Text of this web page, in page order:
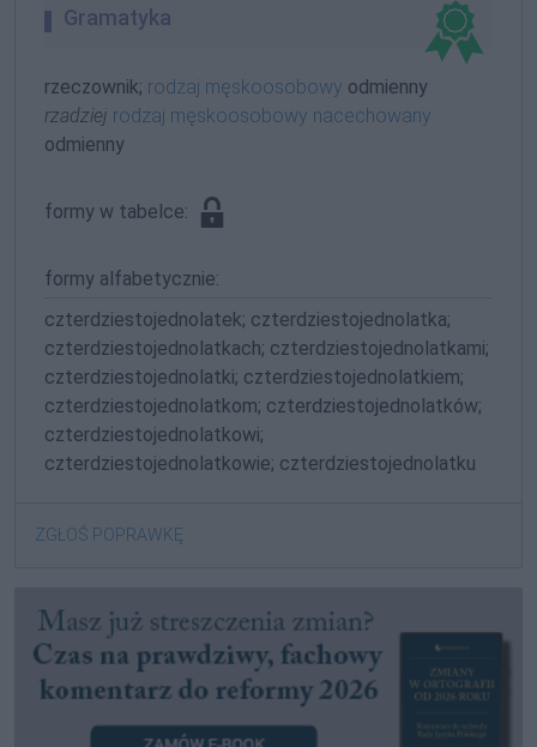
Gramatyka
rzeczownik; rodzaj męskoosobowy odmienny
rzadziej rodzaj męskoosobowy nacechowany
odmienny
formy w tabelce:
formy alfabetycznie:
czterdziestojednolatek; czterdziestojednolatka;
czterdziestojednolatkach; czterdziestojednolatkami;
czterdziestojednolatki; czterdziestojednolatkiem;
czterdziestojednolatkom; czterdziestojednolatków;
czterdziestojednolatkowi;
czterdziestojednolatkowie; czterdziestojednolatku
ZGŁOŚ POPRAWKĘ